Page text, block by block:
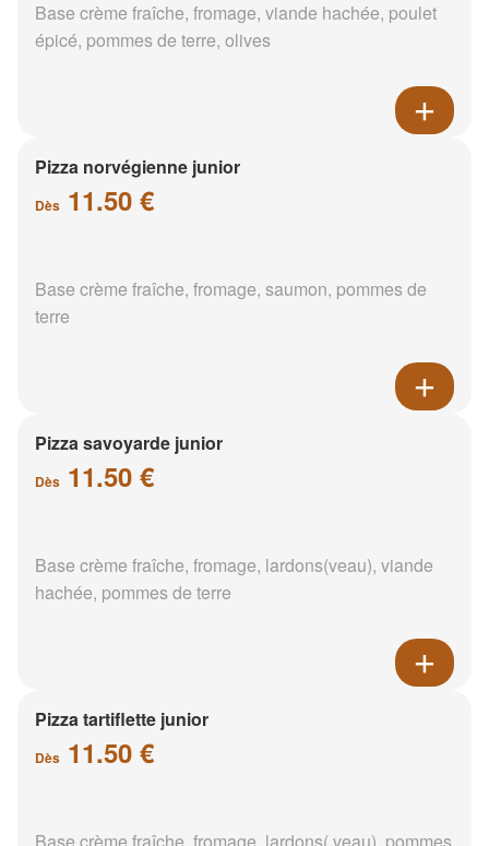
Base crème fraîche, fromage, viande hachée, poulet
épicé, pommes de terre, olives
Pizza norvégienne junior
Dès 11.50 €
Base crème fraîche, fromage, saumon, pommes de
terre
Pizza savoyarde junior
Dès 11.50 €
Base crème fraîche, fromage, lardons(veau), viande
hachée, pommes de terre
Pizza tartiflette junior
Dès 11.50 €
Base crème fraîche, fromage, lardons( veau), pommes